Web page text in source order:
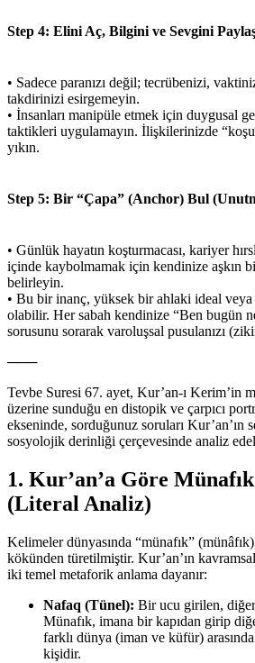
Step 4: Elini Aç, Bilgini ve Sevgini
• Sadece paranızı değil; tecrübenizi,
takdirinizi esirgemeyin.
• İnsanları manipüle etmek için duygusal
taktikleri uygulamayın. İlişkilerinizde
yıkın.
Step 5: Bir “Çapa” (Anchor) Bul
• Günlük hayatın koşturmacası, kariyer
içinde kaybolmamak için kendinize aşkın
belirleyin.
• Bu bir inanç, yüksek bir ahlaki ideal veya
olabilir. Her sabah kendinize “Ben bugün
sorusunu sorarak varoluşsal pusulanızı
───
Tevbe Suresi 67. ayet, Kur’an-ı Kerim’in
üzerine sunduğu en distopik ve çarpıcı
ekseninde, sorduğunuz soruları Kur’an’ın
sosyolojik derinliği çerçevesinde analiz
1. Kur’an’a Göre
(Literal Analiz)
Kelimeler dünyasında “münafık”
kökünden türetilmiştir. Kur’an’ın
iki temel metaforik anlama dayanır:
Nafaq (Tünel): Bir ucu girilen,
Münafık, imana bir kapıdan girip
farklı dünya (iman ve küfür)
kişidir.